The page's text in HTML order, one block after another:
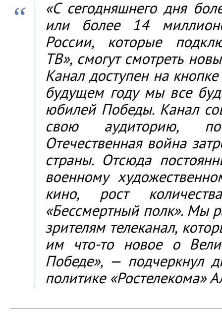
«С сегодняшнего дня
или более 14
России, которые
ТВ», смогут смотреть
Канал доступен на
будущем году мы все
юбилей Победы. Канал
свою аудиторию,
Отечественная война
страны. Отсюда
военному
кино, рост
«Бессмертный полк». Мы
зрителям телеканал,
им что-то новое о
Победе», — подчеркнул
политике «Ростелекома»